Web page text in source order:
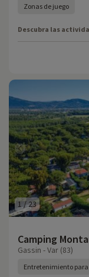
Zonas de juego
Descubra las
1 /23
Camping
Gassin - Var (83)
Entretenimiento